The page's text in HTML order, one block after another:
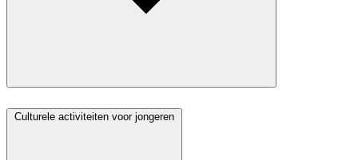
Culturele activiteiten voor jongeren